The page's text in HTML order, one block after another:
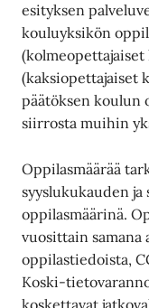
esityksen
kouluyksikön
(kaksiopettajaiset
päätöksen koulun
siirrosta muihin
Oppilasmäärää
syyslukukauden ja
oppilasmäärinä.
vuosittain samana
oppilastiedoista,
Koski-
koskettavat